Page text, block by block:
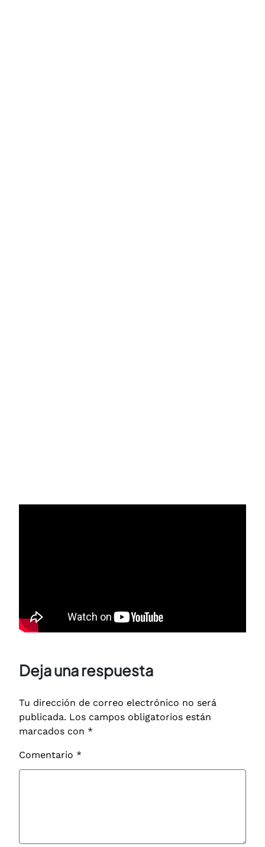
Deja una respuesta
Tu dirección de correo electrónico no será
publicada. Los campos obligatorios están
marcados con *
Comentario *